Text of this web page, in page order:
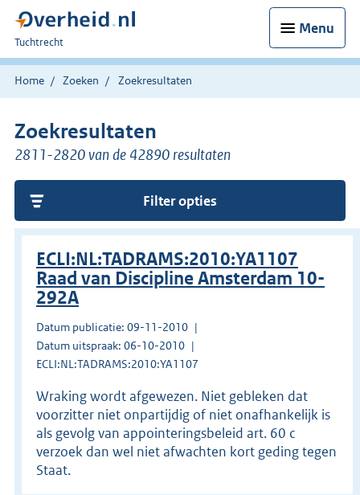
Menu
U
bent
hier:
Tuchtrecht
Home Zoeken Zoekresultaten
Zoekresultaten
2811-2820 van de 42890 resultaten
Filter opties
ECLI:NL:TADRAMS:2010:YA1107
Raad van Discipline Amsterdam 10-
292A
Datum publicatie: 09-11-2010
Datum uitspraak: 06-10-2010
ECLI:NL:TADRAMS:2010:YA1107
Wraking wordt afgewezen. Niet gebleken dat
voorzitter niet onpartijdig of niet onafhankelijk is
als gevolg van appointeringsbeleid art. 60 c
verzoek dan wel niet afwachten kort geding tegen
Staat.